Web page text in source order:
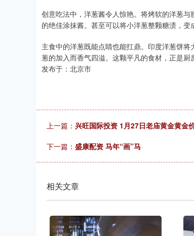
创意吃法中，洋葱酱令人惊艳。将烤软的洋葱
的绝佳涂抹酱。甚至可以将小洋葱整颗糖渍，变
主食中的洋葱既能点睛也能扛鼎。印度洋葱饼
葱的加入而香气四溢。这颗平凡的食材，正是厨
发布于：北京市
上一篇： 兴旺国际投资 1月27日老庙黄金黄金
下一篇： 盛康配资 马年“画”马
相关文章